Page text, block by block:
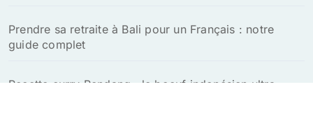
Prendre sa retraite à Bali pour un Français : notre
guide complet
Recette curry Rendang : le boeuf indonésien ultra